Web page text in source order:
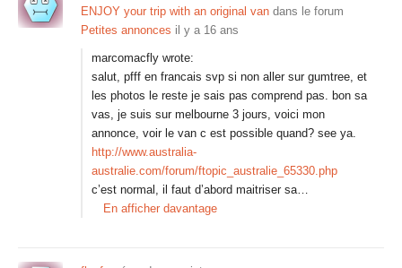
ENJOY your trip with an original van dans le forum
Petites annonces il y a 16 ans
marcomacfly wrote:
salut, pfff en francais svp si non aller sur gumtree, et
les photos le reste je sais pas comprend pas. bon sa
vas, je suis sur melbourne 3 jours, voici mon
annonce, voir le van c est possible quand? see ya.
http://www.australia-
australie.com/forum/ftopic_australie_65330.php
c’est normal, il faut d’abord maitriser sa…
En afficher davantage